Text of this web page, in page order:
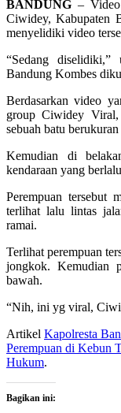
BANDUNG –
Ciwidey, Kabupaten
menyelidiki video
“Sedang
Bandung Kombes
Berdasarkan video
group Ciwidey Viral,
sebuah batu berukuran
Kemudian di
kendaraan yang
Perempuan tersebut
terlihat lalu lintas
ramai.
Terlihat perempuan
jongkok. Kemudian
bawah.
“Nih, ini yg viral,
Artikel Kapolresta
Perempuan di Kebun
Hukum.
Bagikan ini: